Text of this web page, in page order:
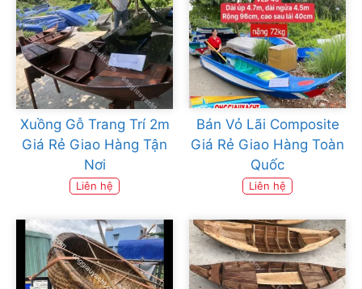
Xuồng Gỗ Trang Trí 2m
Giá Rẻ Giao Hàng Tận
Nơi
Liên hệ
Bán Vỏ Lãi Composite
Giá Rẻ Giao Hàng Toàn
Quốc
Liên hệ